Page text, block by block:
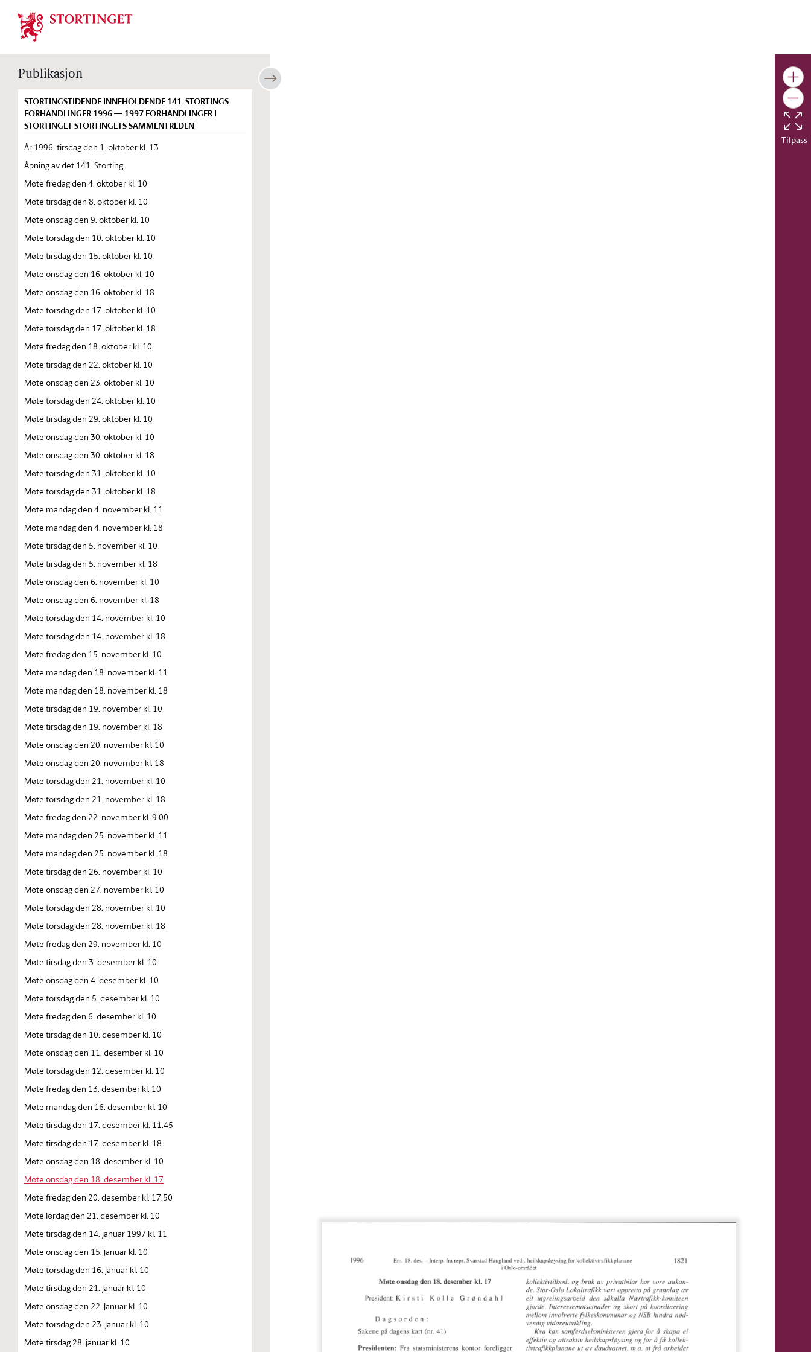
Stortinget.no
Publikasjon
STORTINGSTIDENDE INNEHOLDENDE 141. STORTINGS
FORHANDLINGER 1996 — 1997 FORHANDLINGER I
STORTINGET STORTINGETS SAMMENTREDEN
År 1996, tirsdag den 1. oktober kl. 13
Åpning av det 141. Storting
Møte fredag den 4. oktober kl. 10
Møte tirsdag den 8. oktober kl. 10
Møte onsdag den 9. oktober kl. 10
Møte torsdag den 10. oktober kl. 10
Møte tirsdag den 15. oktober kl. 10
Møte onsdag den 16. oktober kl. 10
Møte onsdag den 16. oktober kl. 18
Møte torsdag den 17. oktober kl. 10
Møte torsdag den 17. oktober kl. 18
Møte fredag den 18. oktober kl. 10
Møte tirsdag den 22. oktober kl. 10
Møte onsdag den 23. oktober kl. 10
Møte torsdag den 24. oktober kl. 10
Møte tirsdag den 29. oktober kl. 10
Møte onsdag den 30. oktober kl. 10
Møte onsdag den 30. oktober kl. 18
Møte torsdag den 31. oktober kl. 10
Møte torsdag den 31. oktober kl. 18
Møte mandag den 4. november kl. 11
Møte mandag den 4. november kl. 18
Møte tirsdag den 5. november kl. 10
Møte tirsdag den 5. november kl. 18
Møte onsdag den 6. november kl. 10
Møte onsdag den 6. november kl. 18
Møte torsdag den 14. november kl. 10
Møte torsdag den 14. november kl. 18
Møte fredag den 15. november kl. 10
Møte mandag den 18. november kl. 11
Møte mandag den 18. november kl. 18
Møte tirsdag den 19. november kl. 10
Møte tirsdag den 19. november kl. 18
Møte onsdag den 20. november kl. 10
Møte onsdag den 20. november kl. 18
Møte torsdag den 21. november kl. 10
Møte torsdag den 21. november kl. 18
Møte fredag den 22. november kl. 9.00
Møte mandag den 25. november kl. 11
Møte mandag den 25. november kl. 18
Møte tirsdag den 26. november kl. 10
Møte onsdag den 27. november kl. 10
Møte torsdag den 28. november kl. 10
Møte torsdag den 28. november kl. 18
Møte fredag den 29. november kl. 10
Møte tirsdag den 3. desember kl. 10
Møte onsdag den 4. desember kl. 10
Møte torsdag den 5. desember kl. 10
Møte fredag den 6. desember kl. 10
Møte tirsdag den 10. desember kl. 10
Møte onsdag den 11. desember kl. 10
Møte torsdag den 12. desember kl. 10
Møte fredag den 13. desember kl. 10
Møte mandag den 16. desember kl. 10
Møte tirsdag den 17. desember kl. 11.45
Møte tirsdag den 17. desember kl. 18
Møte onsdag den 18. desember kl. 10
Møte onsdag den 18. desember kl. 17
Møte fredag den 20. desember kl. 17.50
Møte lørdag den 21. desember kl. 10
Møte tirsdag den 14. januar 1997 kl. 11
Møte onsdag den 15. januar kl. 10
Møte torsdag den 16. januar kl. 10
Møte tirsdag den 21. januar kl. 10
Møte onsdag den 22. januar kl. 10
Møte torsdag den 23. januar kl. 10
Møte tirsdag 28. januar kl. 10